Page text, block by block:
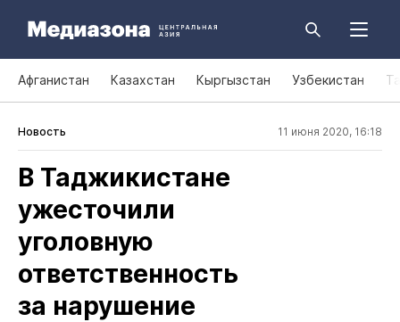
Афганистан Казахстан Кыргызстан Узбекистан
Новость 11 июня 2020, 16:18
В Таджикистане
ужесточили
уголовную
ответственность
за нарушение